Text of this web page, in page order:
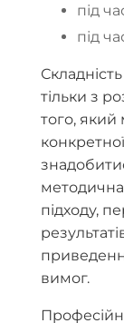
під
під
тільки з
того, який
підходу,
вимог.